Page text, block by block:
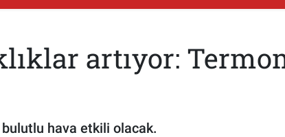
artıyor:
bulutlu hava etkili olacak.